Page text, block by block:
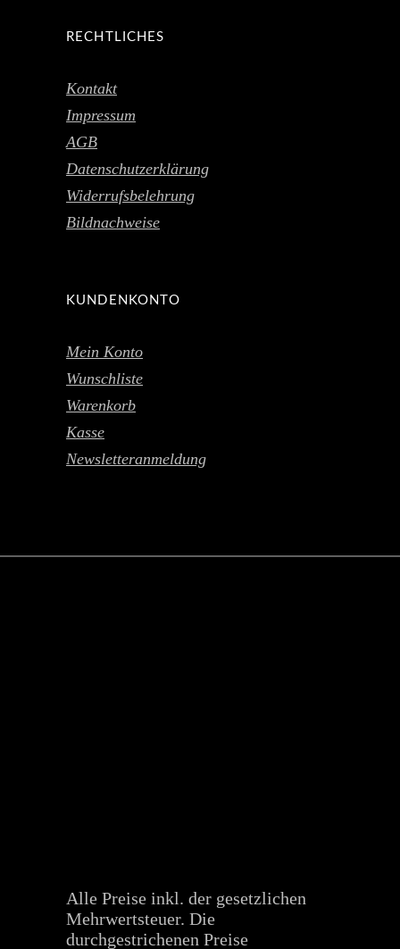
RECHTLICHES
Kontakt
Impressum
AGB
Datenschutzerklärung
Widerrufsbelehrung
Bildnachweise
KUNDENKONTO
Mein Konto
Wunschliste
Warenkorb
Kasse
Newsletteranmeldung
Alle Preise inkl. der gesetzlichen
Mehrwertsteuer. Die
durchgestrichenen Preise